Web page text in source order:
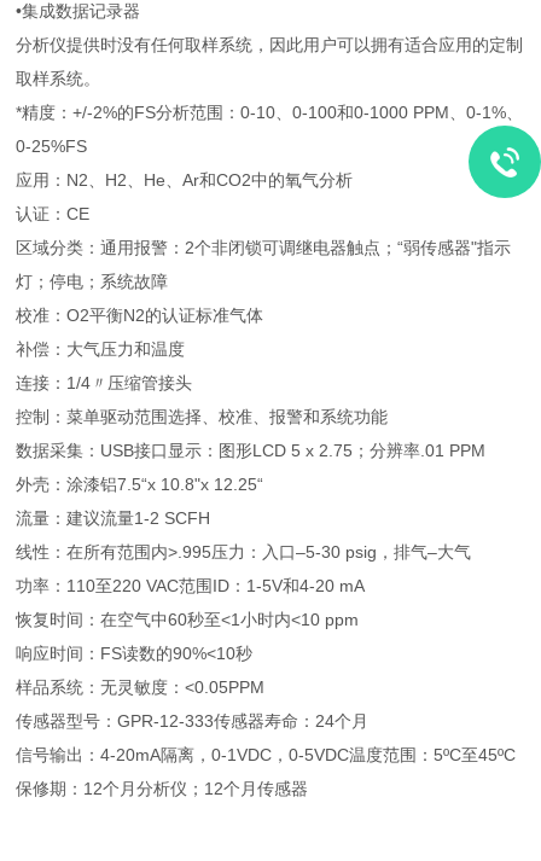
•集成数据记录器
分析仪提供时没有任何取样系统，因此用户可以拥有适合应用的定制
取样系统。
*精度：+/-2%的FS分析范围：0-10、0-100和0-1000 PPM、0-1%、
0-25%FS
应用：N2、H2、He、Ar和CO2中的氧气分析
认证：CE
区域分类：通用报警：2个非闭锁可调继电器触点；“弱传感器"指示
灯；停电；系统故障
校准：O2平衡N2的认证标准气体
补偿：大气压力和温度
连接：1/4〃压缩管接头
控制：菜单驱动范围选择、校准、报警和系统功能
数据采集：USB接口显示：图形LCD 5 x 2.75；分辨率.01 PPM
外壳：涂漆铝7.5“x 10.8"x 12.25“
流量：建议流量1-2 SCFH
线性：在所有范围内>.995压力：入口–5-30 psig，排气–大气
功率：110至220 VAC范围ID：1-5V和4-20 mA
恢复时间：在空气中60秒至<1小时内<10 ppm
响应时间：FS读数的90%<10秒
样品系统：无灵敏度：<0.05PPM
传感器型号：GPR-12-333传感器寿命：24个月
信号输出：4-20mA隔离，0-1VDC，0-5VDC温度范围：5ºC至45ºC
保修期：12个月分析仪；12个月传感器